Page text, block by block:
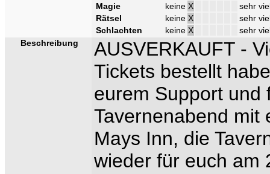
Magie
keine X
sehr
Rätsel
keine X
sehr
Schlachten
keine X
sehr
Beschreibung
AUSVERKAUFT -
Tickets bestellt
eurem Support und
Tavernenabend mit
Mays Inn, die
wieder für euch am